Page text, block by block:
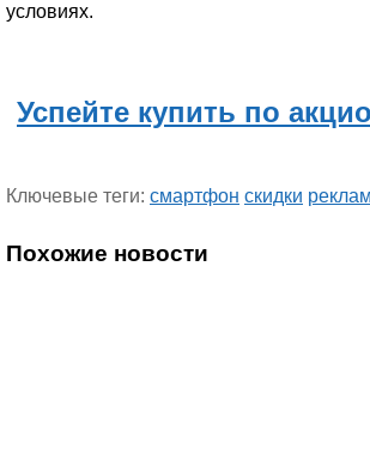
условиях.
Успейте купить по
Ключевые теги: смартфон скидки
Похожие новости